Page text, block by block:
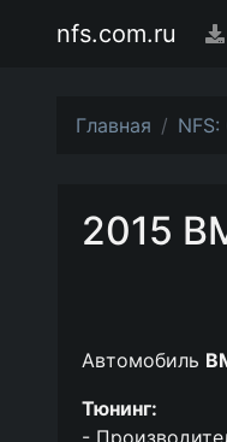
nfs.com.ru
Главная
2015
Автомобиль
Тюнинг:
-